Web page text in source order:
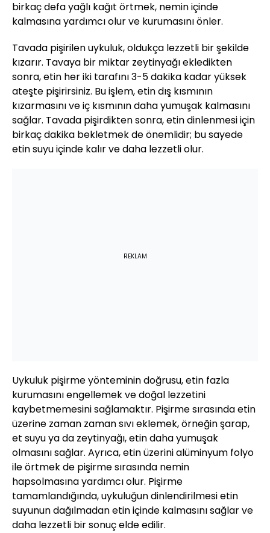
birkaç defa yağlı kağıt örtmek, nemin içinde
kalmasına yardımcı olur ve kurumasını önler.
Tavada pişirilen uykuluk, oldukça lezzetli bir şekilde
kızarır. Tavaya bir miktar zeytinyağı ekledikten
sonra, etin her iki tarafını 3-5 dakika kadar yüksek
ateşte pişirirsiniz. Bu işlem, etin dış kısmının
kızarmasını ve iç kısmının daha yumuşak kalmasını
sağlar. Tavada pişirdikten sonra, etin dinlenmesi için
birkaç dakika bekletmek de önemlidir; bu sayede
etin suyu içinde kalır ve daha lezzetli olur.
REKLAM
Uykuluk pişirme yönteminin doğrusu, etin fazla
kurumasını engellemek ve doğal lezzetini
kaybetmemesini sağlamaktır. Pişirme sırasında etin
üzerine zaman zaman sıvı eklemek, örneğin şarap,
et suyu ya da zeytinyağı, etin daha yumuşak
olmasını sağlar. Ayrıca, etin üzerini alüminyum folyo
ile örtmek de pişirme sırasında nemin
hapsolmasına yardımcı olur. Pişirme
tamamlandığında, uykuluğun dinlendirilmesi etin
suyunun dağılmadan etin içinde kalmasını sağlar ve
daha lezzetli bir sonuç elde edilir.